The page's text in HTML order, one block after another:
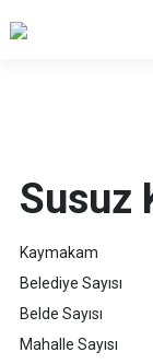
Arpaçay
Kağızman
Sarıkamış
Selim
Susuz
Kaymakam
Belediye Sayısı
Belde Sayısı
Mahalle Sayısı